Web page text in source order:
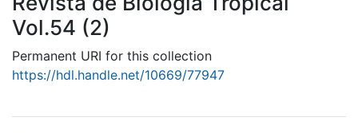
Statistics
Vol.54 (2)
Permanent URI for this collection
https://hdl.handle.net/10669/77947